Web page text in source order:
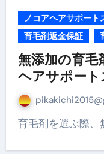
ノコアヘアサポート
育毛剤返金保証
無添加の育
ヘアサポー
育毛剤を選ぶ際